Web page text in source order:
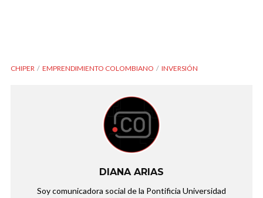
CHIPER EMPRENDIMIENTO COLOMBIANO INVERSIÓN
DIANA ARIAS
Soy comunicadora social de la Pontificia Universidad